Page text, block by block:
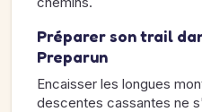
Préparer son trail
Preparun
Encaisser les longues
descentes cassantes ne